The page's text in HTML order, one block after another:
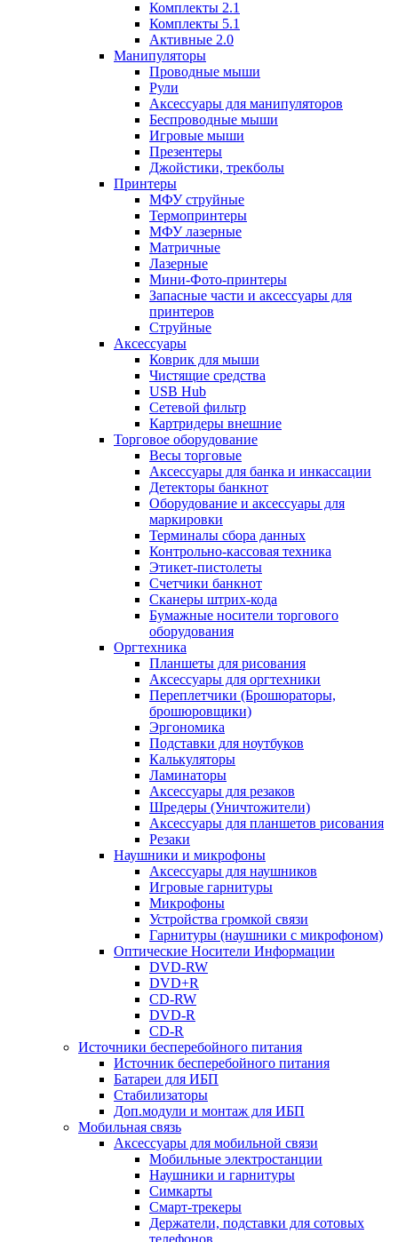
Комплекты 2.1
Комплекты 5.1
Активные 2.0
Манипуляторы
Проводные мыши
Рули
Аксессуары для манипуляторов
Беспроводные мыши
Игровые мыши
Презентеры
Джойстики, трекболы
Принтеры
МФУ струйные
Термопринтеры
МФУ лазерные
Матричные
Лазерные
Мини-Фото-принтеры
Запасные части и аксессуары для
принтеров
Струйные
Аксессуары
Коврик для мыши
Чистящие средства
USB Hub
Сетевой фильтр
Картридеры внешние
Торговое оборудование
Весы торговые
Аксессуары для банка и инкассации
Детекторы банкнот
Оборудование и аксессуары для
маркировки
Терминалы сбора данных
Контрольно-кассовая техника
Этикет-пистолеты
Счетчики банкнот
Сканеры штрих-кода
Бумажные носители торгового
оборудования
Оргтехника
Планшеты для рисования
Аксессуары для оргтехники
Переплетчики (Брошюраторы,
брошюровщики)
Эргономика
Подставки для ноутбуков
Калькуляторы
Ламинаторы
Аксессуары для резаков
Шредеры (Уничтожители)
Аксессуары для планшетов рисования
Резаки
Наушники и микрофоны
Аксессуары для наушников
Игровые гарнитуры
Микрофоны
Устройства громкой связи
Гарнитуры (наушники с микрофоном)
Оптические Носители Информации
DVD-RW
DVD+R
CD-RW
DVD-R
CD-R
Источники бесперебойного питания
Источник бесперебойного питания
Батареи для ИБП
Стабилизаторы
Доп.модули и монтаж для ИБП
Мобильная связь
Аксессуары для мобильной связи
Мобильные электростанции
Наушники и гарнитуры
Симкарты
Смарт-трекеры
Держатели, подставки для сотовых
телефонов